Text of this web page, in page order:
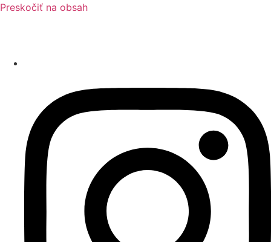
Preskočiť na obsah